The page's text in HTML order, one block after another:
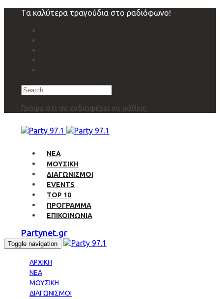
navigation
Τα καλύτερα τραγούδια στο ραδιόφωνο!
Search
Γράψε ότι σε ενδιαφέρει να μάθεις
ΝΕΑ
ΜΟΥΣΙΚΗ
ΔΙΑΓΩΝΙΣΜΟΙ
EVENTS
TOP 10
ΠΡΟΓΡΑΜΜΑ
ΕΠΙΚΟΙΝΩΝΙΑ
Partynet.gr
Toggle navigation
ΑΡΧΙΚΗ
ΝΕΑ
ΜΟΥΣΙΚΗ
ΔΙΑΓΩΝΙΣΜΟΙ